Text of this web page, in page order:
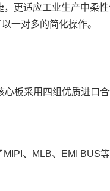
更适应工业生产中柔
一对多的简化操作。
板采用四组优质进口
、MLB、EMI BUS